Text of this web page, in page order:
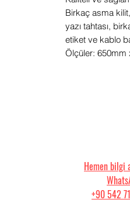
Birkaç asma
yazı tahtası,
etiket ve kablo
Ölçüler: 650mm
Hemen bilgi
+90 542